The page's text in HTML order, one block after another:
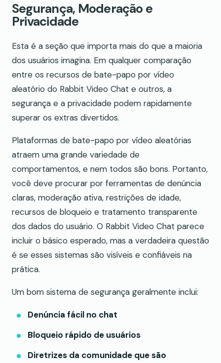
Segurança, Moderação e
Privacidade
Esta é a seção que importa mais do que a maioria
dos usuários imagina. Em qualquer comparação
entre os recursos de bate-papo por vídeo
aleatório do Rabbit Video Chat e outros, a
segurança e a privacidade podem rapidamente
superar os extras divertidos.
Plataformas de bate-papo por vídeo aleatórias
atraem uma grande variedade de
comportamentos, e nem todos são bons. Portanto,
você deve procurar por ferramentas de denúncia
claras, moderação ativa, restrições de idade,
recursos de bloqueio e tratamento transparente
dos dados do usuário. O Rabbit Video Chat parece
incluir o básico esperado, mas a verdadeira questão
é se esses sistemas são visíveis e confiáveis na
prática.
Um bom sistema de segurança geralmente inclui:
Denúncia fácil no chat
Bloqueio rápido de usuários
Diretrizes da comunidade que são